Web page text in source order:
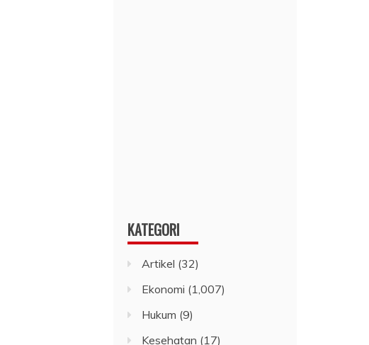
KATEGORI
Artikel (32)
Ekonomi (1,007)
Hukum (9)
Kesehatan (17)